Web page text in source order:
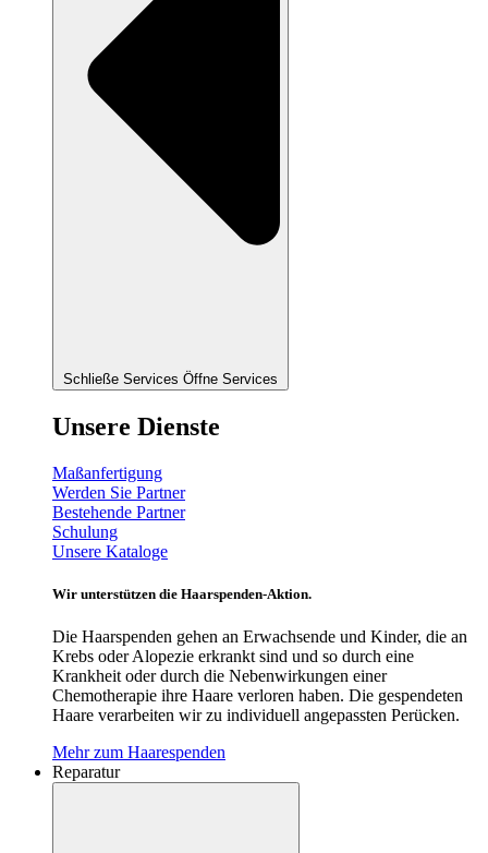
Schließe Services Öffne Services
Unsere Dienste
Maßanfertigung
Werden Sie Partner
Bestehende Partner
Schulung
Unsere Kataloge
Wir unterstützen die Haarspenden-Aktion.
Die Haarspenden gehen an Erwachsende und Kinder, die an
Krebs oder Alopezie erkrankt sind und so durch eine
Krankheit oder durch die Nebenwirkungen einer
Chemotherapie ihre Haare verloren haben. Die gespendeten
Haare verarbeiten wir zu individuell angepassten Perücken.
Mehr zum Haarespenden
Reparatur